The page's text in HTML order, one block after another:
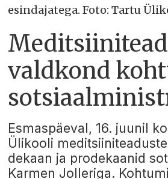
esindajatega. Foto: Tartu
valdkond
Esmaspäeval, 16. juunil
Ülikooli
dekaan ja prodekaanid
Karmen Jolleriga.